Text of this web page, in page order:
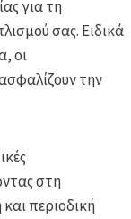
για τη
σας. Ειδικά
οι
την
στη
περιοδική